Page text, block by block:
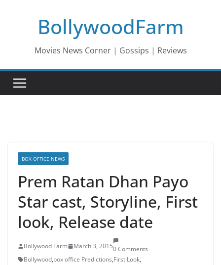
BollywoodFarm
Movies News Corner | Gossips | Reviews
BOX OFFICE NEWS
Prem Ratan Dhan Payo
Star cast, Storyline, First
look, Release date
Bollywood Farm March 3, 20150 Comments
Bollywood,box office Predictions,First Look,